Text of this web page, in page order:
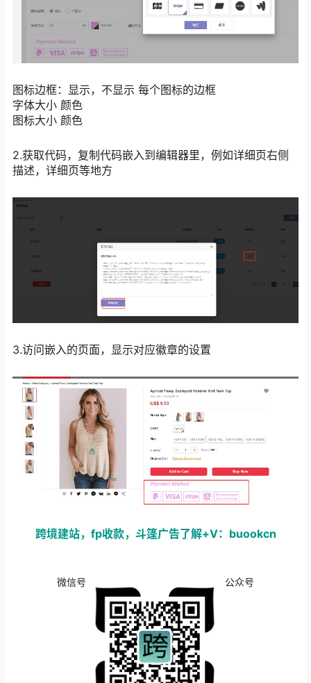
图标边框：显示，不显示 每个图标的边框
字体大小 颜色
图标大小 颜色
2.获取代码，复制代码嵌入到编辑器里，例如详细页右侧
描述，详细页等地方
3.访问嵌入的页面，显示对应徽章的设置
跨境建站，fp收款，斗篷广告了解+V：buookcn
微信号 公众号